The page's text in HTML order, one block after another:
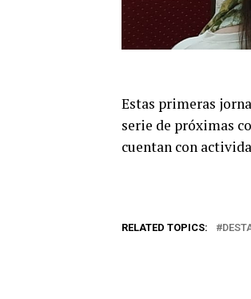
Estas primeras
serie de próximas
cuentan con
RELATED TOPICS: